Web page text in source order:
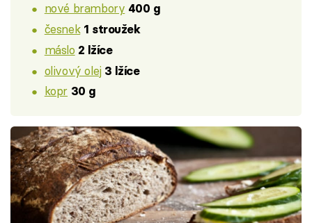
nové brambory 400 g
česnek 1 stroužek
máslo 2 lžíce
olivový olej 3 lžíce
kopr 30 g